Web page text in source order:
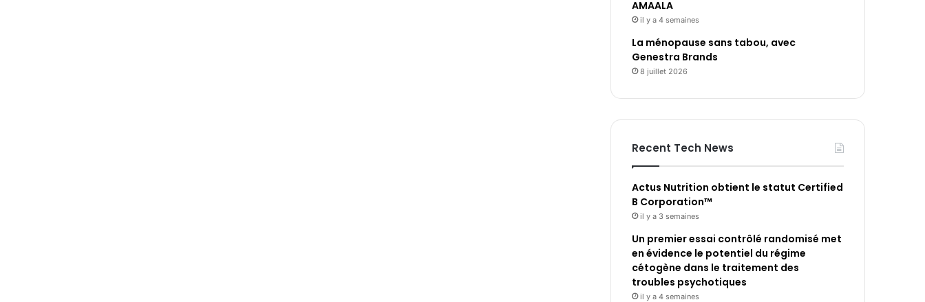
AMAALA
il y a 4 semaines
La ménopause sans tabou, avec
Genestra Brands
8 juillet 2026
Recent Tech News
Actus Nutrition obtient le statut Certified
B Corporation™
il y a 3 semaines
Un premier essai contrôlé randomisé met
en évidence le potentiel du régime
cétogène dans le traitement des
troubles psychotiques
il y a 4 semaines